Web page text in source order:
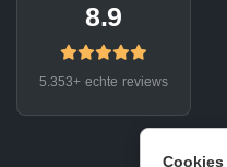
8.9
5.353+ echte reviews